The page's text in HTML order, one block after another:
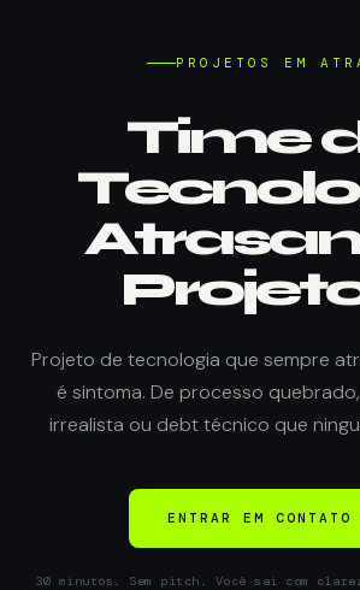
PROJETOS EM
Time
Projeto de tecnologia que sempre
é sintoma. De processo
irrealista ou debt técnico que
ENTRAR EM CONTATO
30 minutos. Sem pitch. Você sai com